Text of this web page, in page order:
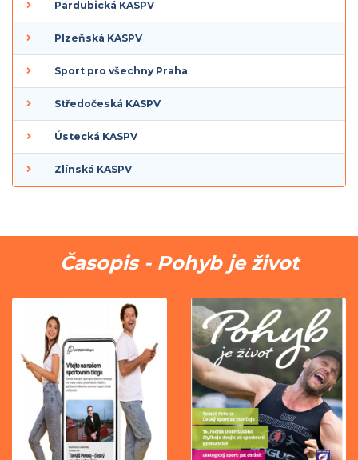
Pardubická KASPV
Plzeňská KASPV
Sport pro všechny Praha
Středočeská KASPV
Ústecká KASPV
Zlínská KASPV
Časopis - Pohyb je život